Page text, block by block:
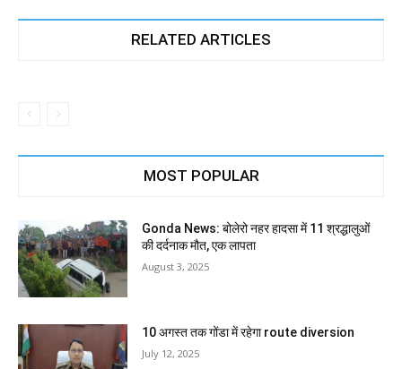
RELATED ARTICLES
MOST POPULAR
Gonda News: बोलेरो नहर हादसा में 11 श्रद्धालुओं
की दर्दनाक मौत, एक लापता
August 3, 2025
10 अगस्त तक गोंडा में रहेगा route diversion
July 12, 2025